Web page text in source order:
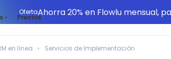
OfertaAhorra 20% en Flowlu mensual,
Precios
en línea Servicios de Implementación